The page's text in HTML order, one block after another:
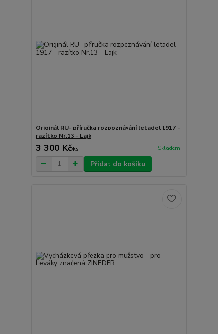
Originál RU- příručka rozpoznávání letadel 1917 -
razítko Nr.13 - Lajk
3 300 Kč/ks Skladem
Přidat do košíku